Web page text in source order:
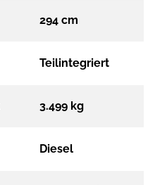
294 cm
Teilintegriert
3.499 kg
Diesel